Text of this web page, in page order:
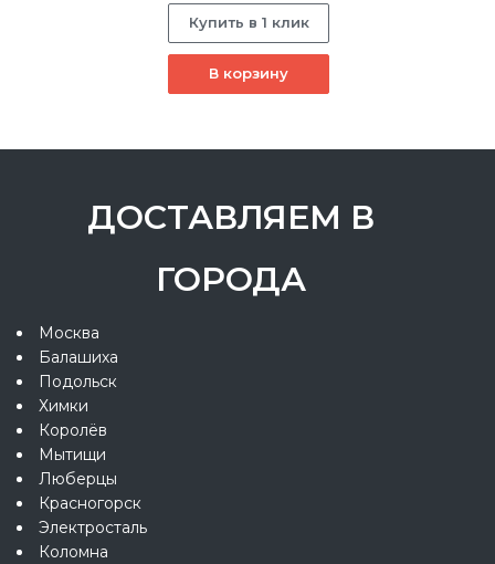
Купить в 1 клик
В корзину
ДОСТАВЛЯЕМ В
ГОРОДА
Москва
Балашиха
Подольск
Химки
Королёв
Мытищи
Люберцы
Красногорск
Электросталь
Коломна